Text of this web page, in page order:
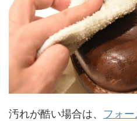
汚れが酷い場合は、 フォ